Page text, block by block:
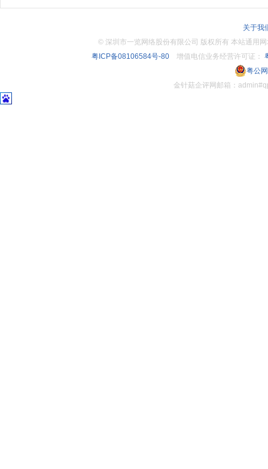
关于我
© 深圳市一览网络股份有限公司 版权所有 本站通
粤ICP备08106584号-80增值电信业务经营许可证：
粤公
金针菇企评网邮箱：